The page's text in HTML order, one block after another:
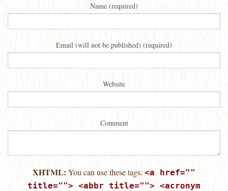
Name (required)
Email (will not be published) (required)
Website
Comment
XHTML: You can use these tags: <a href=""
title=""> <abbr title=""> <acronym